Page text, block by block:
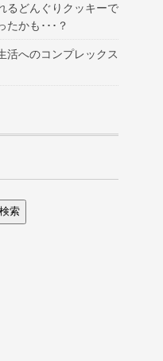
るどんぐりクッキーで
たかも･･･？
活へのコンプレックス
検索